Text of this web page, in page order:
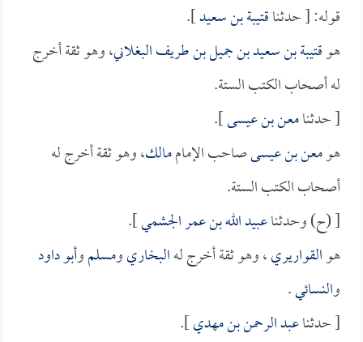
قوله: [ حدثناقتيبة بن سعيد].
هوقتيبة بن سعيد بن جميل بن طريف البغلاني، وهو ثقة أخرج
له أصحاب الكتب الستة.
[ حدثنامعن بن عيسى].
هومعن بن عيسىصاحب الإماممالك، وهو ثقة أخرج له
أصحاب الكتب الستة.
[ (ح) وحدثناعبيد الله بن عمر الجشمي].
هوالقواريري، وهو ثقة أخرج لهالبخاريومسلموأبو داود
والنسائي.
[ حدثناعبد الرحمن بن مهدي].